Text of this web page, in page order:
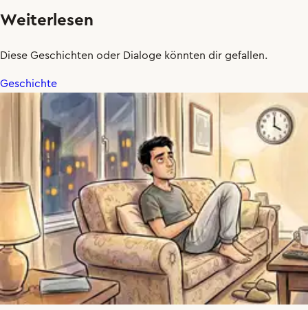
Weiterlesen
Diese Geschichten oder Dialoge könnten dir gefallen.
Geschichte